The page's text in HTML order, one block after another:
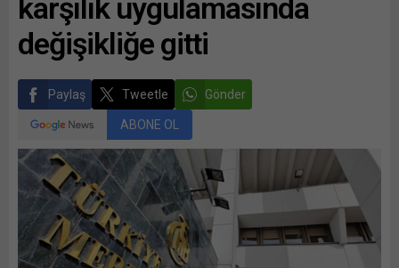
karşılık uygulamasında
değişikliğe gitti
Paylaş Tweetle Gönder
ABONE OL